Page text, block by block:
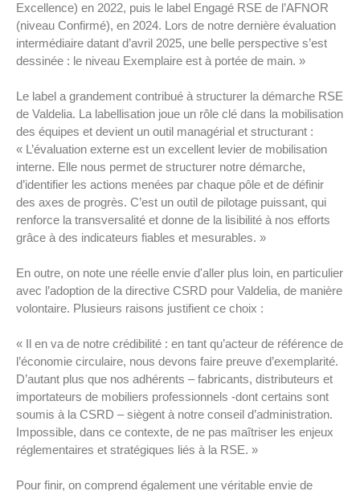
Excellence) en 2022, puis le label Engagé RSE de l’AFNOR
(niveau Confirmé), en 2024. Lors de notre dernière évaluation
intermédiaire datant d’avril 2025, une belle perspective s’est
dessinée : le niveau Exemplaire est à portée de main. »
Le label a grandement contribué à structurer la démarche RSE
de Valdelia. La labellisation joue un rôle clé dans la mobilisation
des équipes et devient un outil managérial et structurant :
« L’évaluation externe est un excellent levier de mobilisation
interne. Elle nous permet de structurer notre démarche,
d’identifier les actions menées par chaque pôle et de définir
des axes de progrès. C’est un outil de pilotage puissant, qui
renforce la transversalité et donne de la lisibilité à nos efforts
grâce à des indicateurs fiables et mesurables. »
En outre, on note une réelle envie d'aller plus loin, en particulier
avec l’adoption de la directive CSRD pour Valdelia, de manière
volontaire. Plusieurs raisons justifient ce choix :
« Il en va de notre crédibilité : en tant qu’acteur de référence de
l’économie circulaire, nous devons faire preuve d’exemplarité.
D’autant plus que nos adhérents – fabricants, distributeurs et
importateurs de mobiliers professionnels -dont certains sont
soumis à la CSRD – siègent à notre conseil d’administration.
Impossible, dans ce contexte, de ne pas maîtriser les enjeux
réglementaires et stratégiques liés à la RSE. »
Pour finir, on comprend également une véritable envie de